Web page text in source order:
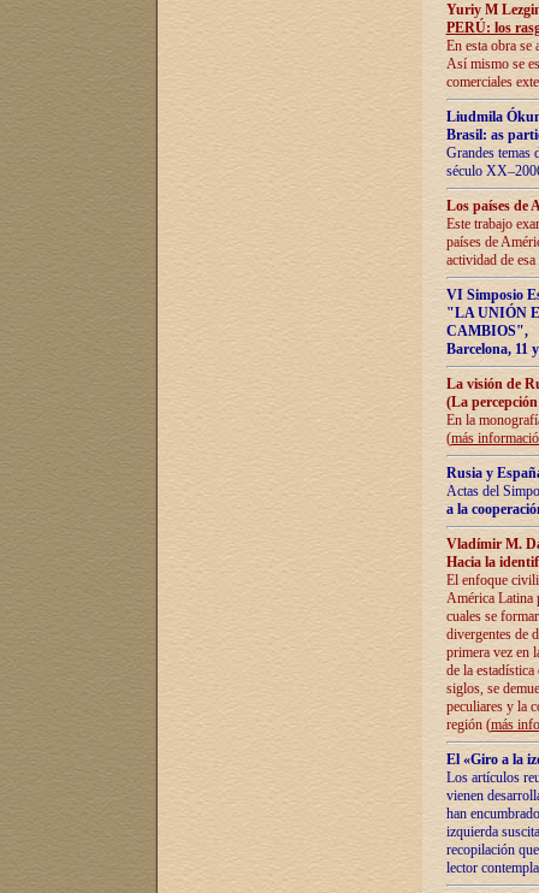
Yuriy M
PERÚ: los
En esta obra se
Así mismo se
comerciales
Liudmila
Brasil: as
Grandes temas
século
Los países de
Este trabajo
países de
actividad de
VI Simposio
"LA UNIÓN
CAMBIOS",
Barcelona, 11
La visión de
(La
En la
(más
Rusia y
Actas del
a la
Vladímir M.
Hacia la
El enfoque
América Latina
cuales se
divergentes de
primera vez en
de la
siglos, se
peculiares y la
región (más
El «Giro a la
Los artículos
vienen
han
izquierda
recopilación
lector